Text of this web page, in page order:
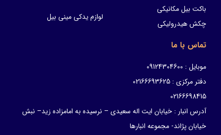
باکت بیل مکانیکی
چکش هیدرولیکی
لوازم یدکی مینی بیل
تماس با ما
موبایل : 09124304600
دفتر مرکزی : 02166693625
02166698415
آدرس انبار : خیابان ایت اله سعیدی – نرسیده به امامزاده زید– نبش
خیابان پژاند- مجموعه انبارها